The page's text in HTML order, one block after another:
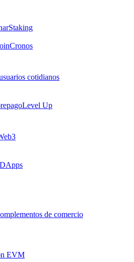
Staking
Cronos
cotidianos
Level Up
de comercio
EVM